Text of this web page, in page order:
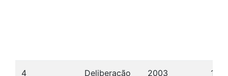
4 Deliberação 2003 18/